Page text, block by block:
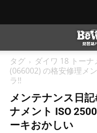
タグ
ダイワ 18 トーナ
(066002) の格安修理メ
ラ!!
メンテナンス日
ナメント ISO
ーキおかしい